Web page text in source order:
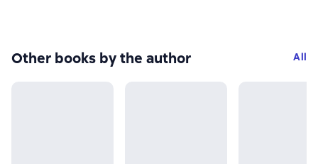
Other books by the author All